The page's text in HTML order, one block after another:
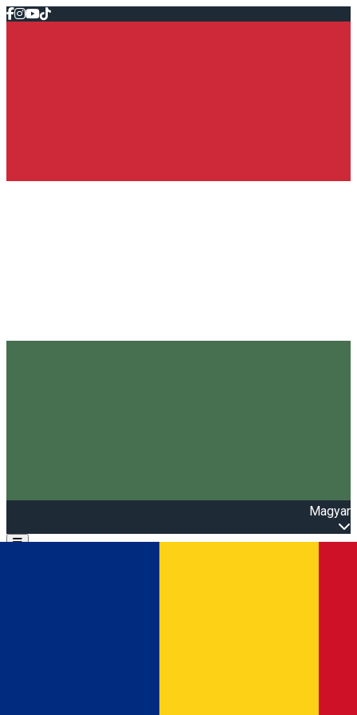
Magyar
Open main menu